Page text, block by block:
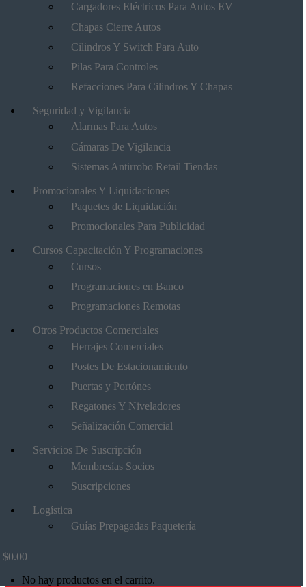
Cargadores Eléctricos Para Autos EV
Chapas Cierre Autos
Cilindros Y Switch Para Auto
Pilas Para Controles
Refacciones Para Cilindros Y Chapas
Seguridad y Vigilancia
Alarmas Para Autos
Cámaras De Vigilancia
Sistemas Antirrobo Retail Tiendas
Promocionales Y Liquidaciones
Paquetes de Liquidación
Promocionales Para Publicidad
Cursos Capacitación Y Programaciones
Cursos
Programaciones en Banco
Programaciones Remotas
Otros Productos Comerciales
Herrajes Comerciales
Postes De Estacionamiento
Puertas y Portónes
Regatones Y Niveladores
Señalización Comercial
Servicios De Suscripción
Membresías Socios
Suscripciones
Logística
Guías Prepagadas Paquetería
$0.00
No hay productos en el carrito.